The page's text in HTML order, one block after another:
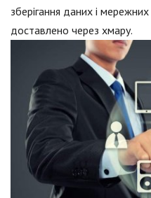
зберігання даних і
доставлено через хмару.